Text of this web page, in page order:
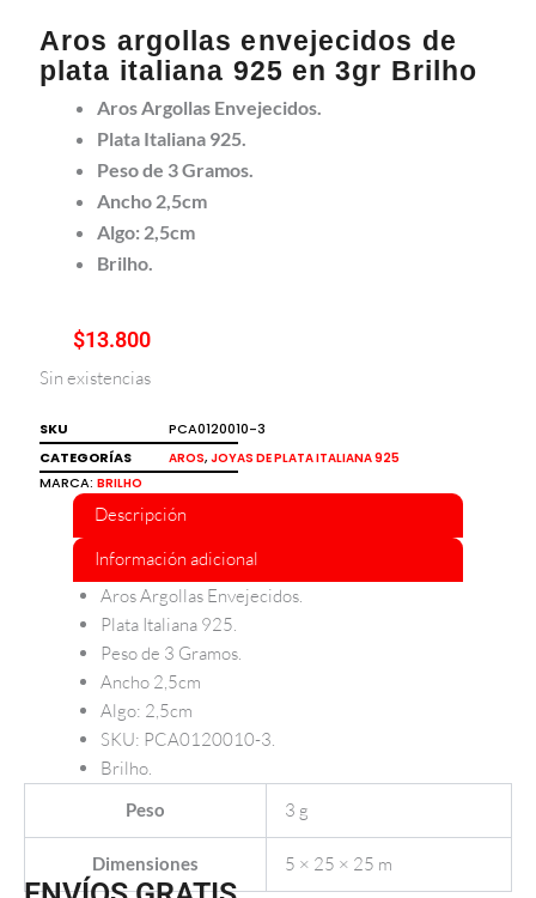
Aros argollas envejecidos de
plata italiana 925 en 3gr Brilho
Aros Argollas Envejecidos.
Plata Italiana 925.
Peso de 3 Gramos.
Ancho 2,5cm
Algo: 2,5cm
Brilho.
$13.800
Sin existencias
SKU
PCA0120010-3
CATEGORÍAS
AROS, JOYAS DE PLATA ITALIANA 925
MARCA: BRILHO
Descripción
Información adicional
Aros Argollas Envejecidos.
Plata Italiana 925.
Peso de 3 Gramos.
Ancho 2,5cm
Algo: 2,5cm
SKU: PCA0120010-3.
Brilho.
Peso 3 g
Dimensiones 5 × 25 × 25 m